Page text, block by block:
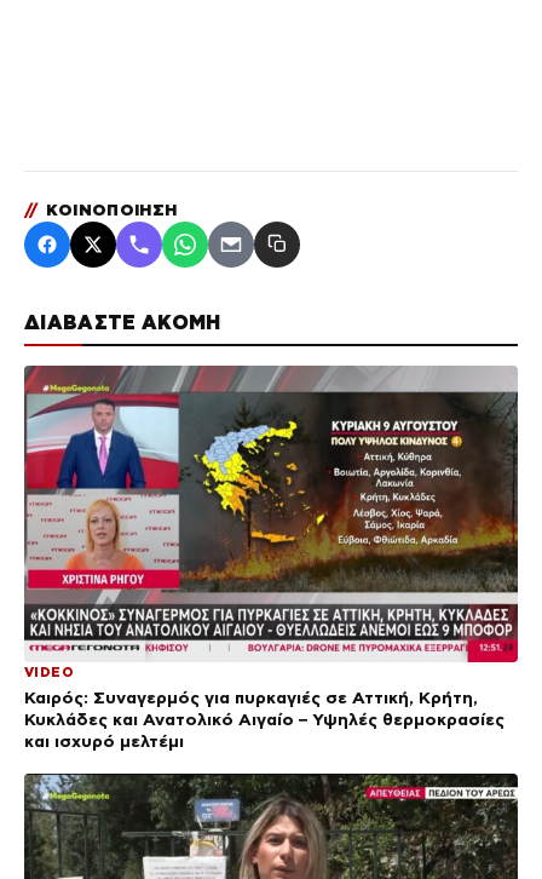
ΔΙΑΒΑΣΤΕ ΑΚΟΜΗ
VIDEO
Καιρός: Συναγερμός για πυρκαγιές σε Αττική, Κρήτη,
Κυκλάδες και Ανατολικό Αιγαίο – Υψηλές θερμοκρασίες
και ισχυρό μελτέμι
// ΚΟΙΝΟΠΟΙΗΣΗ